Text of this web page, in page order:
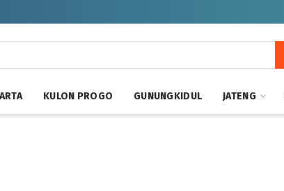
KULON PROGO GUNUNGKIDUL JATENG